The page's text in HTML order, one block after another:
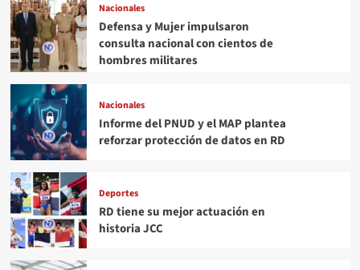
Nacionales
Defensa y Mujer impulsaron
consulta nacional con cientos de
hombres militares
Nacionales
Informe del PNUD y el MAP plantea
reforzar protección de datos en RD
Deportes
RD tiene su mejor actuación en
historia JCC